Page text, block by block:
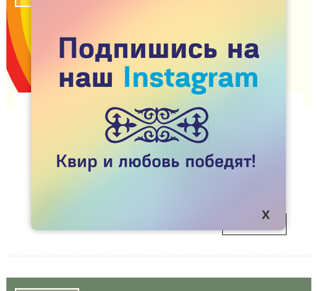
KOK.TEAM ЗАКРЫВАЕТСЯ
01
Сегодня Kok.team исполнилось пять лет и